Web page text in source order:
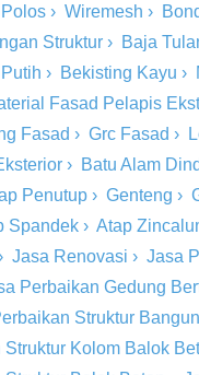
› Wiremesh ›
Struktur › Baja
› Bekisting Kayu ›
Fasad Pelapis
Fasad › Grc Fasad ›
› Batu Alam
Penutup › Genteng ›
Spandek › Atap
› Jasa Renovasi › Jasa
Perbaikan Gedung
Struktur
Kolom Balok